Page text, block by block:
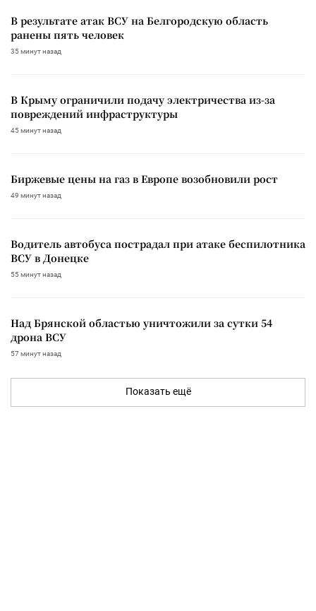
В результате атак ВСУ на Белгородскую область
ранены пять человек
35 минут назад
В Крыму ограничили подачу электричества из-за
повреждений инфраструктуры
45 минут назад
Биржевые цены на газ в Европе возобновили рост
49 минут назад
Водитель автобуса пострадал при атаке беспилотника
ВСУ в Донецке
55 минут назад
Над Брянской областью уничтожили за сутки 54
дрона ВСУ
57 минут назад
Показать ещё